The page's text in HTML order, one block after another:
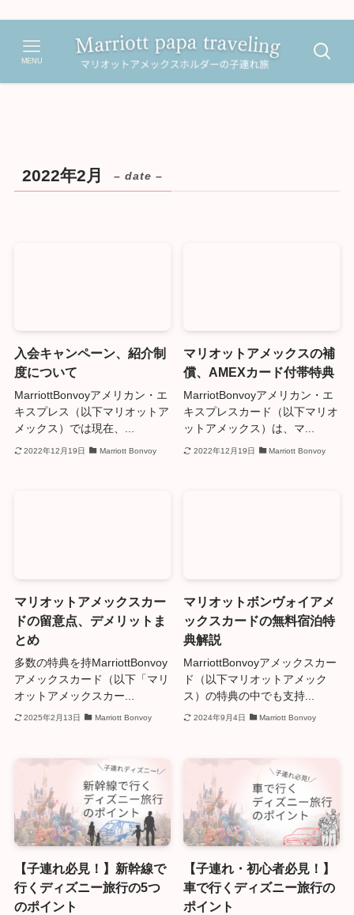
MENU
2022年2月 – date –
入会キャンペーン、紹介制
度について
MarriottBonvoyアメリカン・エ
キスプレス（以下マリオットア
メックス）では現在、...
2022年12月19日 Marriott Bonvoy
マリオットアメックスの補
償、AMEXカード付帯特典
MarriotBonvoyアメリカン・エ
キスプレスカード（以下マリオ
ットアメックス）は、マ...
2022年12月19日 Marriott Bonvoy
マリオットアメックスカー
ドの留意点、デメリットま
とめ
多数の特典を持MarriottBonvoy
アメックスカード（以下「マリ
オットアメックスカー...
2025年2月13日 Marriott Bonvoy
マリオットボンヴォイアメ
ックスカードの無料宿泊特
典解説
MarriottBonvoyアメックスカー
ド（以下マリオットアメック
ス）の特典の中でも支持...
2024年9月4日 Marriott Bonvoy
【子連れ必見！】新幹線で
行くディズニー旅行の5つ
のポイント
【子連れ・初心者必見！】
車で行くディズニー旅行の
ポイント